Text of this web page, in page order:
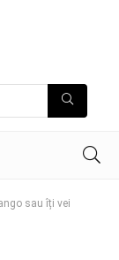
sau îți vei